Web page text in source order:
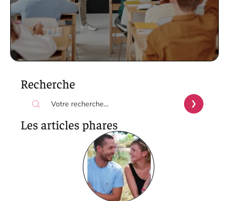
Recherche
Les articles phares